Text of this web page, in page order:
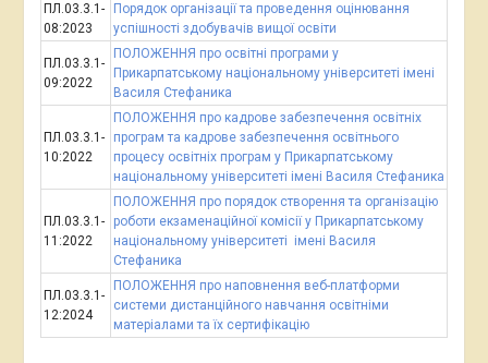
ПЛ.03.3.1-
08:2023
Порядок організації та проведення оцінювання
успішності здобувачів вищої освіти
ПЛ.03.3.1-
09:2022
ПОЛОЖЕННЯ про освітні програми у
Прикарпатському національному університеті імені
Василя Стефаника
ПЛ.03.3.1-
10:2022
ПОЛОЖЕННЯ про кадрове забезпечення освітніх
програм та кадрове забезпечення освітнього
процесу освітніх програм у Прикарпатському
національному університеті імені Василя Стефаника
ПЛ.03.3.1-
11:2022
ПОЛОЖЕННЯ про порядок створення та організацію
роботи екзаменаційної комісії у Прикарпатському
національному університеті імені Василя
Стефаника
ПЛ.03.3.1-
12:2024
ПОЛОЖЕННЯ про наповнення веб-платформи
системи дистанційного навчання освітніми
матеріалами та їх сертифікацію